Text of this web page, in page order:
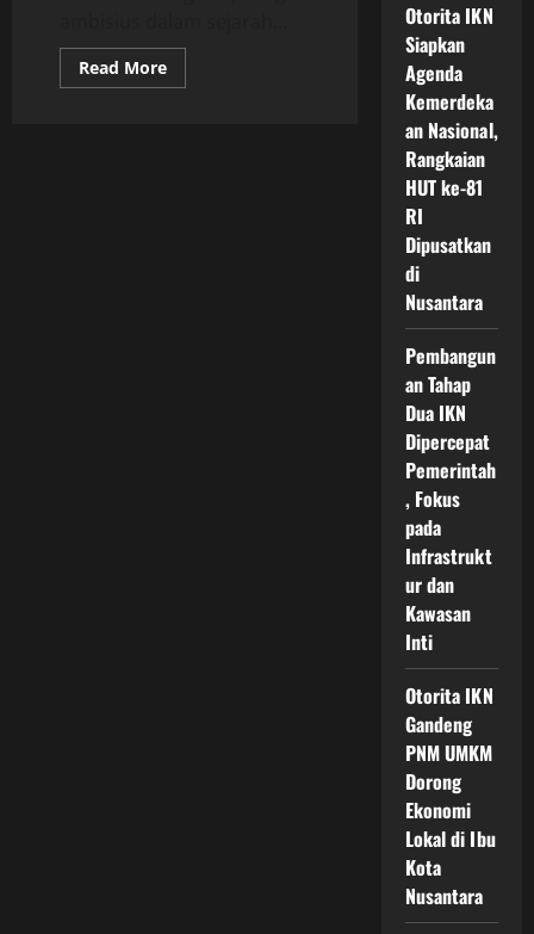
Read MoreRead
more
Otorita IKN
Siapkan
Agenda
Kemerdeka
an Nasional,
Rangkaian
HUT ke-81
RI
Dipusatkan
di
Nusantara
Pembangun
an Tahap
Dua IKN
Dipercepat
Pemerintah
, Fokus
pada
Infrastrukt
ur dan
Kawasan
Inti
Otorita IKN
Gandeng
PNM UMKM
Dorong
Ekonomi
Lokal di Ibu
Kota
Nusantara